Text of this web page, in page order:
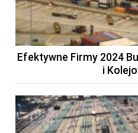
Efektywne Firmy 2024
i